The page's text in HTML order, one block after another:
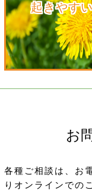
起きやすい
お
各種ご相談は、お
りオンラインでの